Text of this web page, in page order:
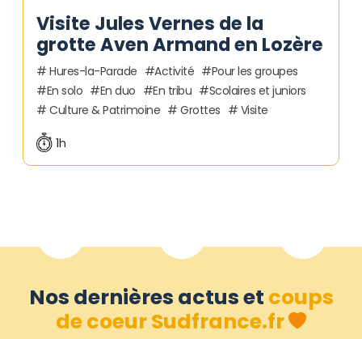
Visite Jules Vernes de la
grotte Aven Armand en Lozère
Hures-la-Parade Activité
Pour les groupes
En solo
En duo En tribu
Scolaires et juniors
Culture & Patrimoine
Grottes Visite
1h
Nos dernières actus et coups
de coeur Sudfrance.fr